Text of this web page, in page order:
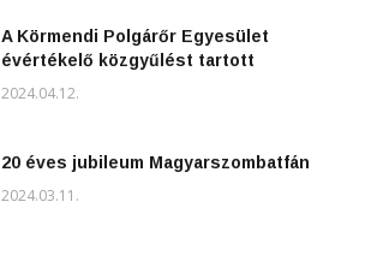
A Körmendi Polgárőr Egyesület
évértékelő közgyűlést tartott
2024.04.12.
20 éves jubileum Magyarszombatfán
2024.03.11.